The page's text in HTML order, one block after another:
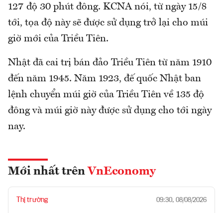
127 độ 30 phút đông. KCNA nói, từ ngày 15/8
tới, tọa độ này sẽ được sử dụng trở lại cho múi
giờ mới của Triều Tiên.
Nhật đã cai trị bán đảo Triều Tiên từ năm 1910
đến năm 1945. Năm 1923, đế quốc Nhật ban
lệnh chuyển múi giờ của Triều Tiên về 135 độ
đông và múi giờ này được sử dụng cho tới ngày
nay.
Mới nhất trên VnEconomy
Thị trường 09:30, 08/08/2026